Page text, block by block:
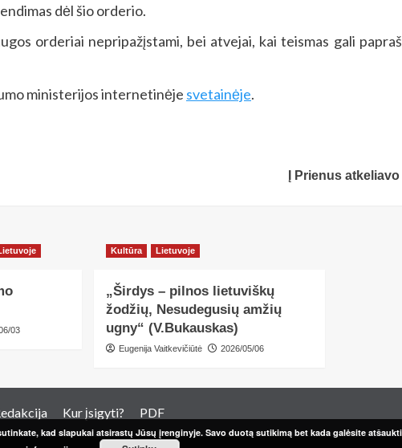
dėl šio orderio.
orderiai nepripažįstami, bei atvejai, kai teismas gali
ministerijos internetinėje svetainėje.
Į Prienus
03
Kultūra Lietuvoje
„Širdys – pilnos lietuviškų
žodžių, Nesudegusių amžių
ugny“ (V.Bukauskas)
Eugenija Vaitkevičiūtė 2026/05/06
Kur įsigyti? PDF
kad slapukai atsirastų Jūsų įrenginyje. Savo duotą sutikimą bet kada galėsite